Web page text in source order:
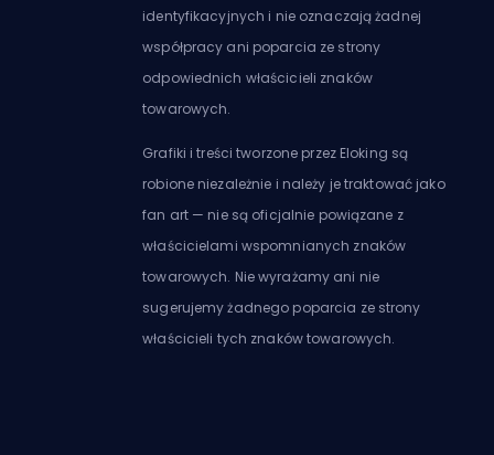
identyfikacyjnych i nie oznaczają żadnej
współpracy ani poparcia ze strony
odpowiednich właścicieli znaków
towarowych.
Grafiki i treści tworzone przez Eloking są
robione niezależnie i należy je traktować jako
fan art — nie są oficjalnie powiązane z
właścicielami wspomnianych znaków
towarowych. Nie wyrażamy ani nie
sugerujemy żadnego poparcia ze strony
właścicieli tych znaków towarowych.